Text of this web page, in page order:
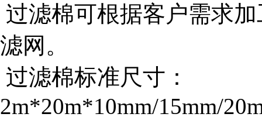
过滤棉可根据客户需求
滤网。
过滤棉标准尺寸：
2m*20m*10mm/15mm/